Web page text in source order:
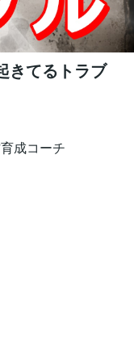
きてるトラブ
成コーチ